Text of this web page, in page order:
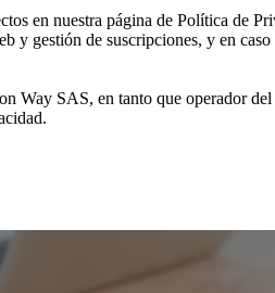
en nuestra página de Política de
gestión de suscripciones, y en
Way SAS, en tanto que operador